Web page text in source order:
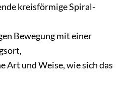
kreisförmige Spiral-
Bewegung mit einer
Art und Weise, wie sich das